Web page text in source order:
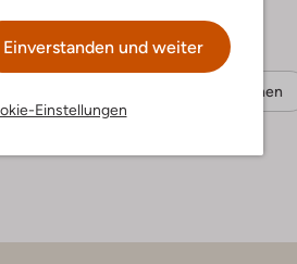
Einverstanden und weiter
Einstellungen
Leinen